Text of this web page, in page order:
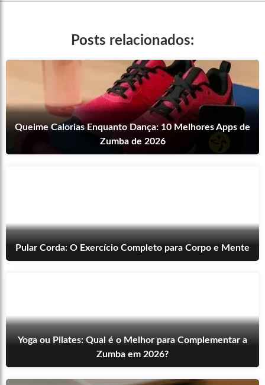
Posts relacionados:
Queime Calorias Enquanto Dança: 10 Melhores Apps de
Zumba de 2026
Pular Corda: O Exercício Completo para Corpo e Mente
Yoga ou Pilates: Qual é o Melhor para Complementar a
Zumba em 2026?